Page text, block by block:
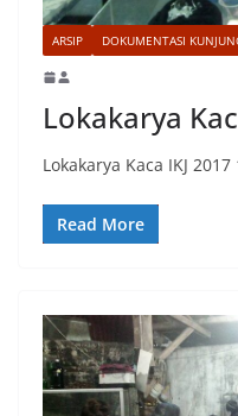
ARSIP DOKUMENTASI
Lokakarya
Lokakarya Kaca IKJ
Read More